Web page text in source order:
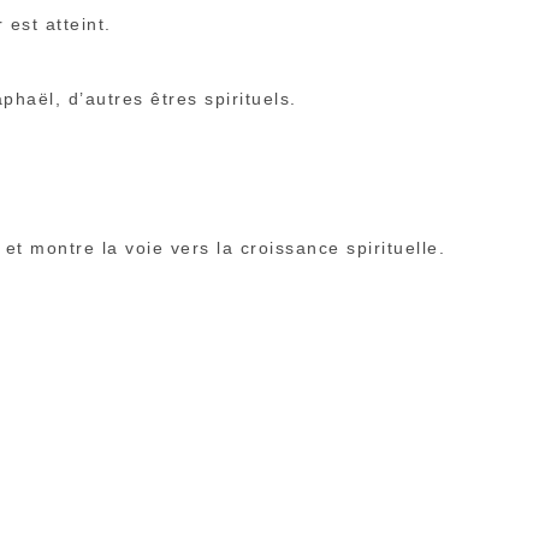
est atteint.
d’autres êtres spirituels.
montre la voie vers la croissance spirituelle.